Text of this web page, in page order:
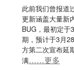
此前我们曾报道
更新涵盖大量新
BUG，最初定于
期，预计于3月
方第二次宣布延
满……更多